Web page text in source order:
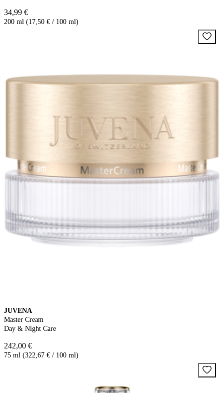
34,99 €
200 ml (17,50 € / 100 ml)
JUVENA
Master Cream
Day & Night Care
242,00 €
75 ml (322,67 € / 100 ml)